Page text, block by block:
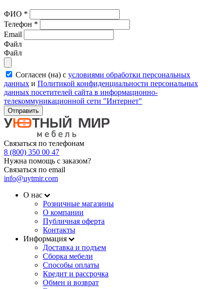
ФИО *
Телефон *
Email
Файл
Файл
Согласен (на) с условиями обработки персональных
данных и Политикой конфиденциальности персональных
данных посетителей сайта в информационно-
телекоммуникационной сети "Интернет"
Отправить
Связаться по телефонам
8 (800) 350 00 47
Нужна помощь с заказом?
Связаться по email
info@uytmir.com
О нас
Розничные магазины
О компании
Публичная оферта
Контакты
Информация
Доставка и подъем
Сборка мебели
Способы оплаты
Кредит и рассрочка
Обмен и возврат